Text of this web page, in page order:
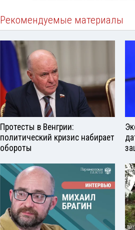
Рекомендуемые материалы
Протесты в Венгрии:
политический кризис набирает
обороты